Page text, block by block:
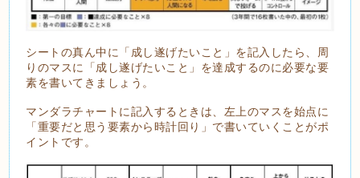
シートの真ん中に「成し遂げたいこと」を記入したら、周
りのマスに「成し遂げたいこと」を達成するのに必要な要
素を書いてきましょう。
マンダラチャートに記入するときは、左上のマスを始点に
「重要だと思う要素から時計回り」で書いていくことがポ
イントです。